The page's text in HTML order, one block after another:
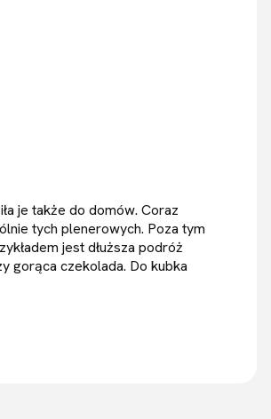
je także do domów. Coraz
tych plenerowych. Poza tym
jest dłuższa podróż
gorąca czekolada. Do kubka